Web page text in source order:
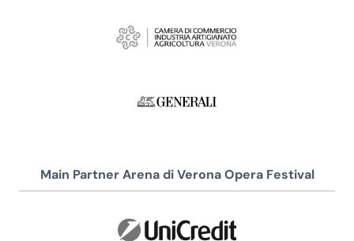
Main Partner Arena di Verona Opera Festival